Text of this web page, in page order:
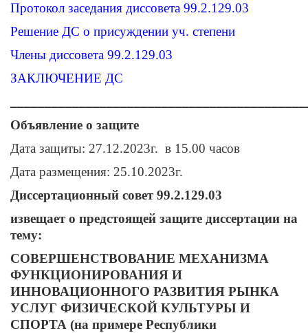
Протокол заседания диссовета 99.2.129.03
Решение ДС о присуждении уч. степени
Члены диссовета 99.2.129.03
ЗАКЛЮЧЕНИЕ ДС
Объявление о защите
Дата защиты: 27.12.2023г. в 15.00 часов
Дата размещения: 25.10.2023г.
Диссертационный совет 99.2.129.03
извещает о предстоящей защите диссертации на
тему:
СОВЕРШЕНСТВОВАНИЕ МЕХАНИЗМА
ФУНКЦИОНИРОВАНИЯ И
ИННОВАЦИОННОГО РАЗВИТИЯ РЫНКА
УСЛУГ ФИЗИЧЕСКОЙ КУЛЬТУРЫ И
СПОРТА (на примере Республики